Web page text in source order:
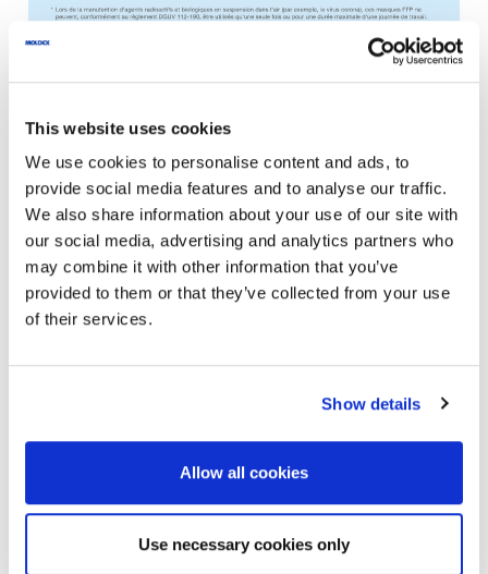
This website uses cookies
We use cookies to personalise content and ads, to
provide social media features and to analyse our traffic.
We also share information about your use of our site with
our social media, advertising and analytics partners who
may combine it with other information that you’ve
provided to them or that they’ve collected from your use
of their services.
Show details
Allow all cookies
Use necessary cookies only
Clause de non-responsabilité
Cette information est générale, ne constitue en aucun
cas une obligation contractuelle et ne remplace pas les
Conseils personnels